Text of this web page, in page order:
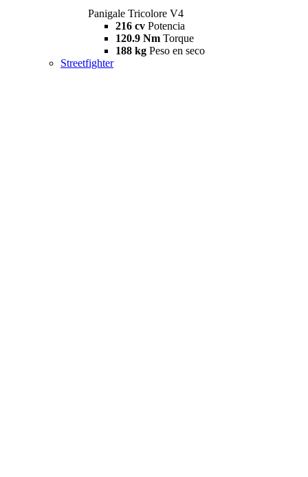
Panigale Tricolore V4
216 cv Potencia
120.9 Nm Torque
188 kg Peso en seco
Streetfighter